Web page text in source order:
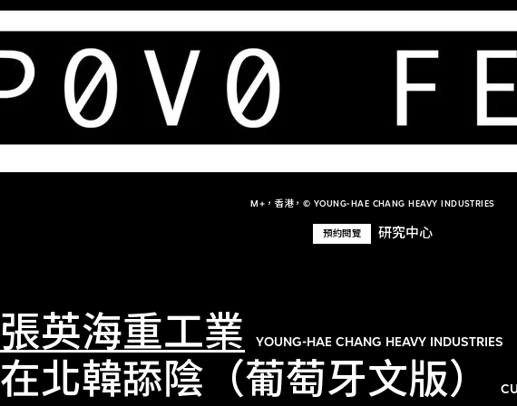
M+，香港，© YOUNG-HAE CHANG HEAVY INDUSTRIES
預約閱覽 研究中心
張英海重工業 YOUNG-HAE CHANG HEAVY INDUSTRIES
在北韓舔陰（葡萄牙文版）